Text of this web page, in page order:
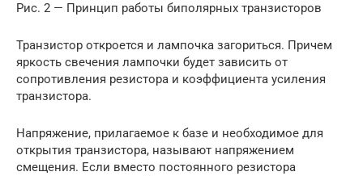
Рис. 2 — Принцип работы биполярных транзисторов
Транзистор откроется и лампочка загориться. Причем
яркость свечения лампочки будет зависить от
сопротивления резистора и коэффициента усиления
транзистора.
Напряжение, прилагаемое к базе и необходимое для
открытия транзистора, называют напряжением
смещения. Если вместо постоянного резистора